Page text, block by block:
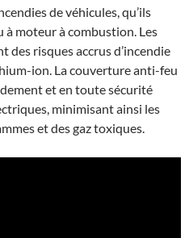
de véhicules, qu’ils
moteur à combustion. Les
risques accrus d’incendie
ion. La couverture anti-feu
et en toute sécurité
minimisant ainsi les
et des gaz toxiques.